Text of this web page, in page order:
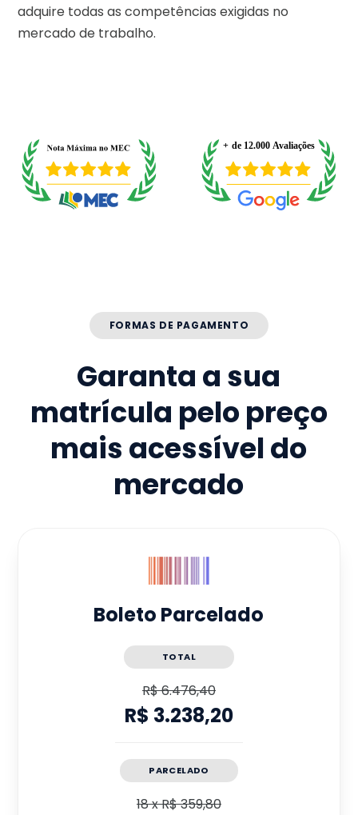
adquire todas as competências exigidas no
mercado de trabalho.
FORMAS DE PAGAMENTO
Garanta a sua
matrícula pelo preço
mais acessível do
mercado
Boleto Parcelado
TOTAL
R$ 6.476,40
R$ 3.238,20
PARCELADO
18xR$ 359,80